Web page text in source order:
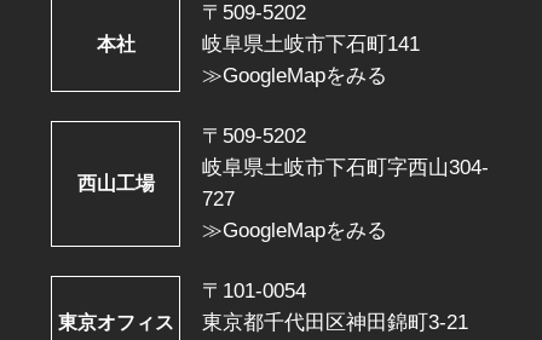
本社
〒509-5202
岐阜県土岐市下石町141
≫GoogleMapをみる
西山工場
〒509-5202
岐阜県土岐市下石町字西山304-
727
≫GoogleMapをみる
東京オフィス
〒101-0054
東京都千代田区神田錦町3-21